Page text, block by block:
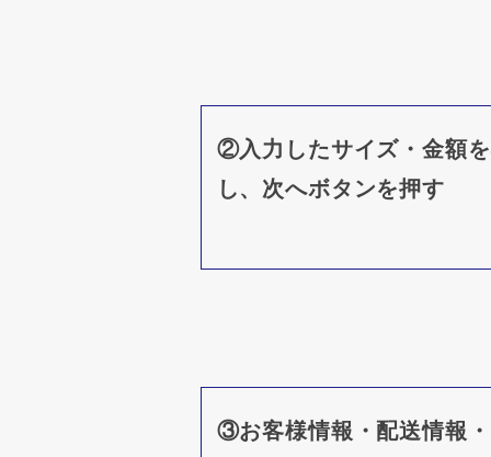
②入力したサイズ・金額
し、次へボタンを押す
③お客様情報・配送情報